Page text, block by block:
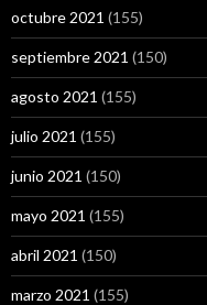
octubre 2021 (155)
septiembre 2021 (150)
agosto 2021 (155)
julio 2021 (155)
junio 2021 (150)
mayo 2021 (155)
abril 2021 (150)
marzo 2021 (155)